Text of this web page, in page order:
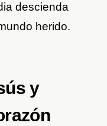
descienda
herido.
y